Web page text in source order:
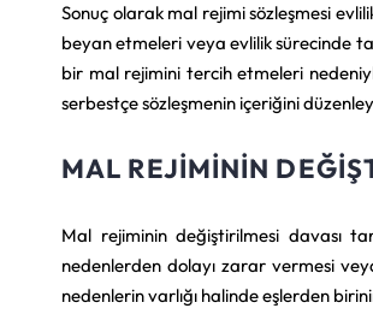
Sonuç olarak mal rejimi sözleşmesi
beyan etmeleri veya evlilik sürecinde
bir mal rejimini tercih etmeleri
serbestçe sözleşmenin içeriğini
MAL REJIMININ
Mal rejiminin değiştirilmesi davası
nedenlerden dolayı zarar vermesi
nedenlerin varlığı halinde eşlerden